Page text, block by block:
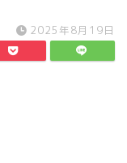
2025年8月19日